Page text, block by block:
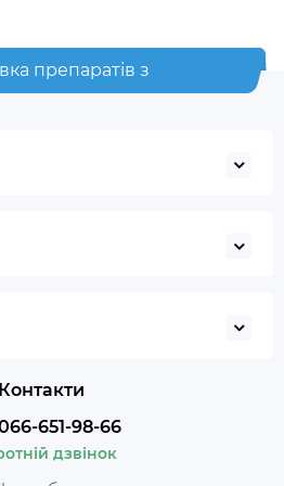
препаратів з
Контакти
651-98-66
дзвінок